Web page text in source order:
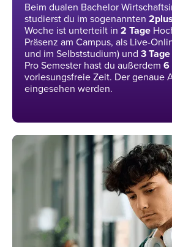
Beim dualen Bachelor
studierst du im sogenannten
Woche ist unterteilt in 2 Tage
Präsenz am Campus, als Live-
und im Selbststudium) und 3 Tage
Pro Semester hast du außerdem 6
vorlesungsfreie Zeit. Der genaue
eingesehen werden.